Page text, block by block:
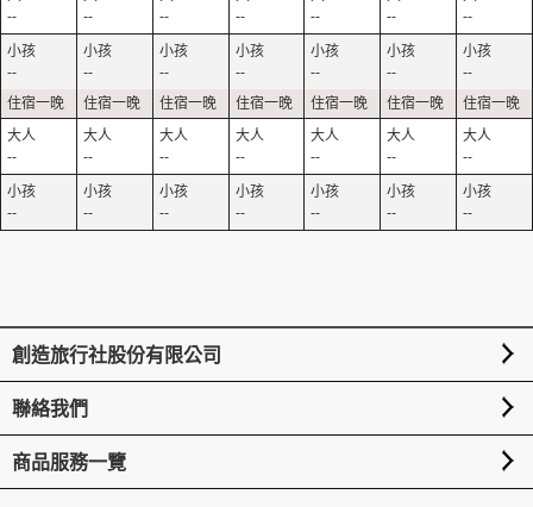
--
--
--
--
--
--
--
--
--
--
--
--
--
--
--
--
--
--
--
--
--
--
--
--
--
--
--
--
創造旅行社股份有限公司
聯絡我們
商品服務一覽